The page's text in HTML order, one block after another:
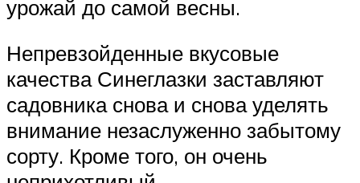
урожай до самой весны.
Непревзойденные вкусовые
качества Синеглазки заставляют
садовника снова и снова уделять
внимание незаслуженно забытому
сорту. Кроме того, он очень